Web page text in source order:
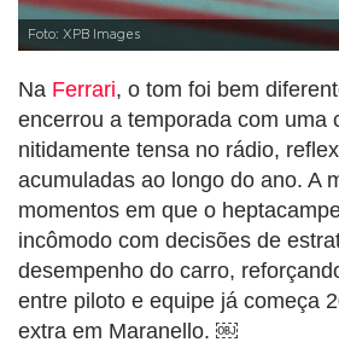
Foto: XPB Images
Na Ferrari, o tom foi bem
encerrou a temporada com uma
nitidamente tensa no rádio,
acumuladas ao longo do ano. A
momentos em que o
incômodo com decisões de
desempenho do carro,
entre piloto e equipe já começa
extra em Maranello. ￼